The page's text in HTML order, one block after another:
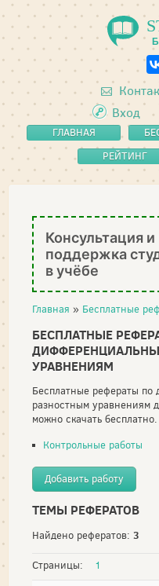
Вход
ГЛАВНАЯ
РЕЙТИНГ
Консультация и
поддержка
в учёбе
Главная » Бесплатные
БЕСПЛАТНЫЕ
УРАВНЕНИЯМ
Бесплатные рефераты
разностным уравнениям
можно скачать бесплатно.
Контрольные работы
Добавить работу
ТЕМЫ РЕФЕРАТОВ
Найдено рефератов: 3
Страницы: 1